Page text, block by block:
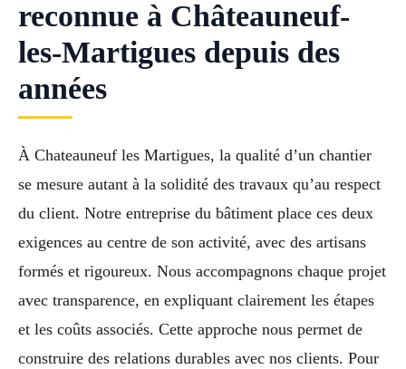
reconnue à Châteauneuf-
les-Martigues depuis des
années
À Chateauneuf les Martigues, la qualité d’un chantier
se mesure autant à la solidité des travaux qu’au respect
du client. Notre entreprise du bâtiment place ces deux
exigences au centre de son activité, avec des artisans
formés et rigoureux. Nous accompagnons chaque projet
avec transparence, en expliquant clairement les étapes
et les coûts associés. Cette approche nous permet de
construire des relations durables avec nos clients. Pour